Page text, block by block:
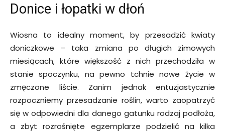
Donice i łopatki w dłoń
Wiosna to idealny moment, by przesadzić kwiaty
doniczkowe – taka zmiana po długich zimowych
miesiącach, które większość z nich przechodziła w
stanie spoczynku, na pewno tchnie nowe życie w
zmęczone liście. Zanim jednak entuzjastycznie
rozpoczniemy przesadzanie roślin, warto zaopatrzyć
się w odpowiedni dla danego gatunku rodzaj podłoża,
a zbyt rozrośnięte egzemplarze podzielić na kilka